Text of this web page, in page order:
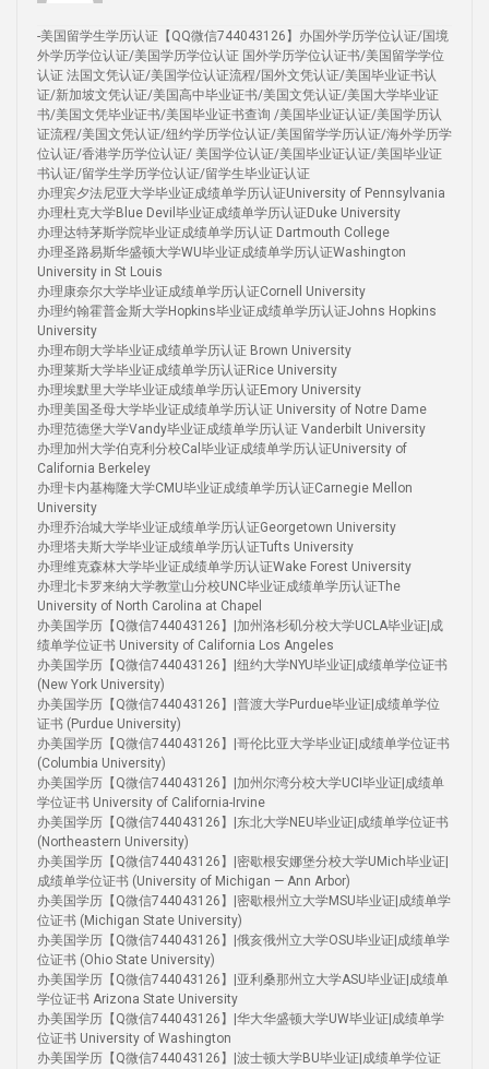
-美国留学生学历认证【QQ微信744043126】办国外学历学位认证/国境
外学历学位认证/美国学历学位认证 国外学历学位认证书/美国留学学位
认证 法国文凭认证/美国学位认证流程/国外文凭认证/美国毕业证书认
证/新加坡文凭认证/美国高中毕业证书/美国文凭认证/美国大学毕业证
书/美国文凭毕业证书/美国毕业证书查询 /美国毕业证认证/美国学历认
证流程/美国文凭认证/纽约学历学位认证/美国留学学历认证/海外学历学
位认证/香港学历学位认证/ 美国学位认证/美国毕业证认证/美国毕业证
书认证/留学生学历学位认证/留学生毕业证认证
办理宾夕法尼亚大学毕业证成绩单学历认证University of Pennsylvania
办理杜克大学Blue Devil毕业证成绩单学历认证Duke University
办理达特茅斯学院毕业证成绩单学历认证 Dartmouth College
办理圣路易斯华盛顿大学WU毕业证成绩单学历认证Washington
University in St Louis
办理康奈尔大学毕业证成绩单学历认证Cornell University
办理约翰霍普金斯大学Hopkins毕业证成绩单学历认证Johns Hopkins
University
办理布朗大学毕业证成绩单学历认证 Brown University
办理莱斯大学毕业证成绩单学历认证Rice University
办理埃默里大学毕业证成绩单学历认证Emory University
办理美国圣母大学毕业证成绩单学历认证 University of Notre Dame
办理范德堡大学Vandy毕业证成绩单学历认证 Vanderbilt University
办理加州大学伯克利分校Cal毕业证成绩单学历认证University of
California Berkeley
办理卡内基梅隆大学CMU毕业证成绩单学历认证Carnegie Mellon
University
办理乔治城大学毕业证成绩单学历认证Georgetown University
办理塔夫斯大学毕业证成绩单学历认证Tufts University
办理维克森林大学毕业证成绩单学历认证Wake Forest University
办理北卡罗来纳大学教堂山分校UNC毕业证成绩单学历认证The
University of North Carolina at Chapel
办美国学历【Q微信744043126】|加州洛杉矶分校大学UCLA毕业证|成
绩单学位证书 University of California Los Angeles
办美国学历【Q微信744043126】|纽约大学NYU毕业证|成绩单学位证书
(New York University)
办美国学历【Q微信744043126】|普渡大学Purdue毕业证|成绩单学位
证书 (Purdue University)
办美国学历【Q微信744043126】|哥伦比亚大学毕业证|成绩单学位证书
(Columbia University)
办美国学历【Q微信744043126】|加州尔湾分校大学UCI毕业证|成绩单
学位证书 University of California-Irvine
办美国学历【Q微信744043126】|东北大学NEU毕业证|成绩单学位证书
(Northeastern University)
办美国学历【Q微信744043126】|密歇根安娜堡分校大学UMich毕业证|
成绩单学位证书 (University of Michigan — Ann Arbor)
办美国学历【Q微信744043126】|密歇根州立大学MSU毕业证|成绩单学
位证书 (Michigan State University)
办美国学历【Q微信744043126】|俄亥俄州立大学OSU毕业证|成绩单学
位证书 (Ohio State University)
办美国学历【Q微信744043126】|亚利桑那州立大学ASU毕业证|成绩单
学位证书 Arizona State University
办美国学历【Q微信744043126】|华大华盛顿大学UW毕业证|成绩单学
位证书 University of Washington
办美国学历【Q微信744043126】|波士顿大学BU毕业证|成绩单学位证